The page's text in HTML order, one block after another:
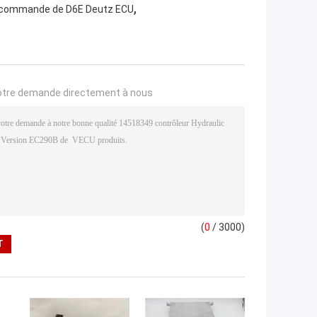
de D6E Deutz ECU,
demande directement à nous
(0 / 3000)